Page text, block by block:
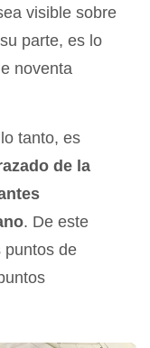
visible sobre
parte, es lo
noventa
tanto, es
de la
. De este
puntos de